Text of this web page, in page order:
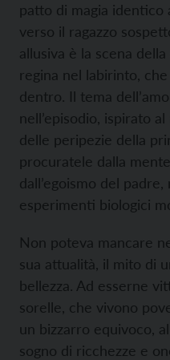
patto di magia identico
verso il ragazzo
allusiva è la scena
regina nel labirinto,
dentro. Il tema
nell’episodio, ispirato
delle peripezie della
procuratele dalla
dall’egoismo del
esperimenti biologici
Non poteva mancare
sua attualità, il mito di
bellezza. Ad esserne
sorelle, che vivono
un bizzarro equivoco,
sogno di ricchezze e